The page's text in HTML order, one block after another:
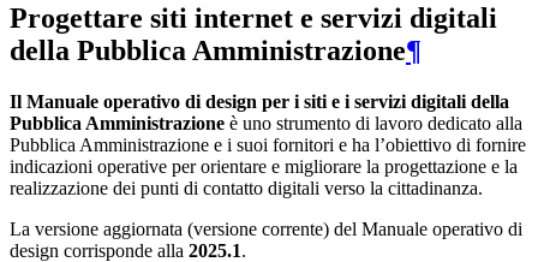
Progettare siti internet e servizi digitali
della Pubblica Amministrazione¶
Il Manuale operativo di design per i siti e i servizi digitali della
Pubblica Amministrazione è uno strumento di lavoro dedicato alla
Pubblica Amministrazione e i suoi fornitori e ha l’obiettivo di fornire
indicazioni operative per orientare e migliorare la progettazione e la
realizzazione dei punti di contatto digitali verso la cittadinanza.
La versione aggiornata (versione corrente) del Manuale operativo di
design corrisponde alla 2025.1.